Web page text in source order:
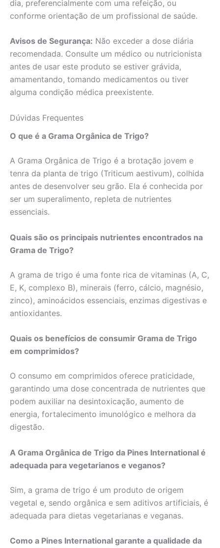
dia, preferencialmente com uma refeição, ou
conforme orientação de um profissional de saúde.
Avisos de Segurança: Não exceder a dose diária
recomendada. Consulte um médico ou nutricionista
antes de usar este produto se estiver grávida,
amamentando, tomando medicamentos ou tiver
alguma condição médica preexistente.
Dúvidas Frequentes
O que é a Grama Orgânica de Trigo?
A Grama Orgânica de Trigo é a brotação jovem e
tenra da planta de trigo (Triticum aestivum), colhida
antes de desenvolver seu grão. Ela é conhecida por
ser um superalimento, repleta de nutrientes
essenciais.
Quais são os principais nutrientes encontrados na
Grama de Trigo?
A grama de trigo é uma fonte rica de vitaminas (A, C,
E, K, complexo B), minerais (ferro, cálcio, magnésio,
zinco), aminoácidos essenciais, enzimas digestivas e
antioxidantes.
Quais os benefícios de consumir Grama de Trigo
em comprimidos?
O consumo em comprimidos oferece praticidade,
garantindo uma dose concentrada de nutrientes que
podem auxiliar na desintoxicação, aumento de
energia, fortalecimento imunológico e melhora da
digestão.
A Grama Orgânica de Trigo da Pines International é
adequada para vegetarianos e veganos?
Sim, a grama de trigo é um produto de origem
vegetal e, sendo orgânica e sem aditivos artificiais, é
adequada para dietas vegetarianas e veganas.
Como a Pines International garante a qualidade da